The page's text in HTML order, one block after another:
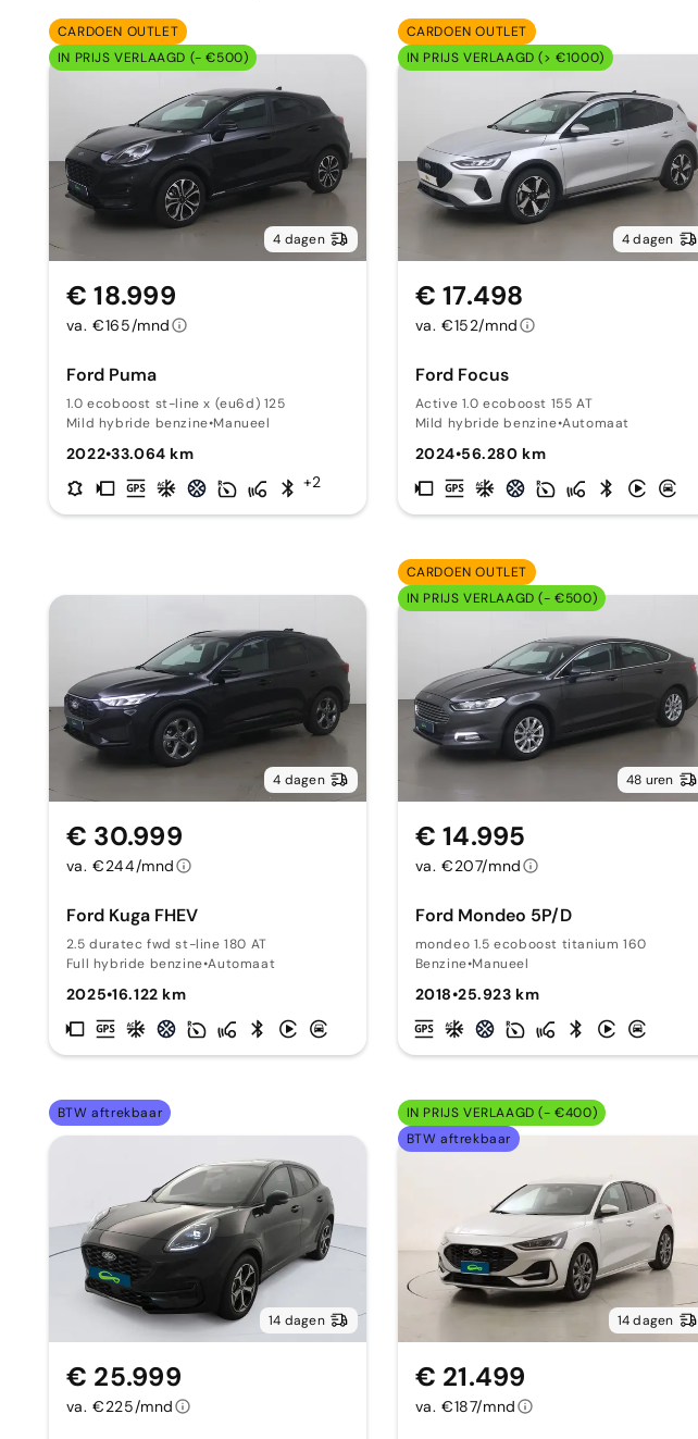
CARDOEN OUTLET
IN PRIJS VERLAAGD (- €500)
4 dagen
Ford Puma
1.0 ecoboost st-line x (eu6d) 125
Mild hybride benzine•Manueel
2022•33.064 km
+2
€ 18.999
va. €165/mnd
CARDOEN OUTLET
IN PRIJS VERLAAGD (> €1000)
4 dagen
Ford Focus
Active 1.0 ecoboost 155 AT
Mild hybride benzine•Automaat
2024•56.280 km
€ 17.498
va. €152/mnd
4 dagen
Ford Kuga FHEV
2.5 duratec fwd st-line 180 AT
Full hybride benzine•Automaat
2025•16.122 km
€ 30.999
va. €244/mnd
CARDOEN OUTLET
IN PRIJS VERLAAGD (- €500)
48 uren
Ford Mondeo 5P/D
mondeo 1.5 ecoboost titanium 160
Benzine•Manueel
2018•25.923 km
€ 14.995
va. €207/mnd
BTW aftrekbaar
14 dagen
€ 25.999
va. €225/mnd
IN PRIJS VERLAAGD (- €400)
BTW aftrekbaar
14 dagen
€ 21.499
va. €187/mnd